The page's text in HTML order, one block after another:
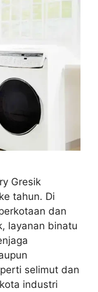
Gresik
tahun. Di
dan
layanan binatu
selimut dan
industri